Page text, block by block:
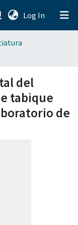
Log In (current)
del
tabique
de